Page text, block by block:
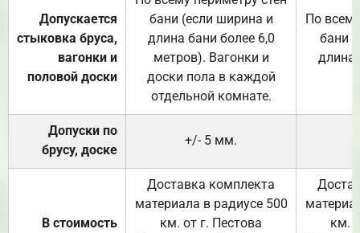
Допускается
стыковка бруса,
вагонки и
половой доски
бани (если ширина и
длина бани более 6,0
метров). Вагонки и
доски пола в каждой
отдельной комнате.
По
бани
длина
Допуски по
брусу, доске
+/- 5 мм.
В стоимость
Доставка комплекта
материала в радиусе 500
км. от г. Пестова
км.